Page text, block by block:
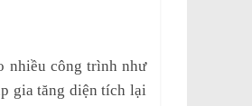
nhiều công trình như
gia tăng diện tích lại